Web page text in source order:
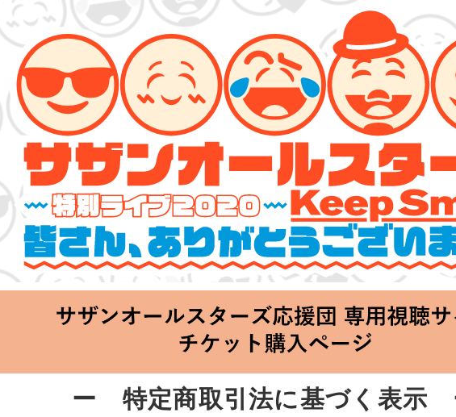
サザンオールスターズ 特別ライブ 2020
「Keep Smilin’～皆さん、ありがとうございます!!～」
2020.06.25 Thu 20:00 Start at 横浜アリーナ
ー 特定商取引法に基づく表示